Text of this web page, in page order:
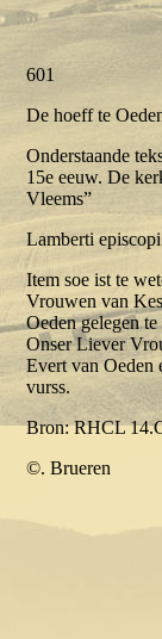
De hoeff te
Onderstaande
15e eeuw. De
Vleems”
Lamberti episcopi
Item soe ist te
Vrouwen van
Oeden gelegen
Onser Liever
Evert van Oeden
vurss.
Bron: RHCL
©. Brueren